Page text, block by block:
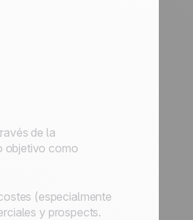
de la
objetivo como
(especialmente
y prospects.